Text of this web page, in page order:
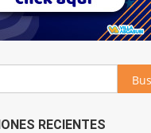
Buscar:
RECIENTES